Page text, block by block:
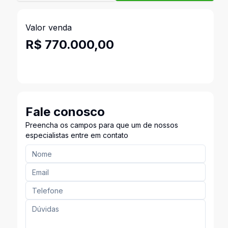
Valor venda
R$ 770.000,00
Fale conosco
Preencha os campos para que um de nossos
especialistas entre em contato